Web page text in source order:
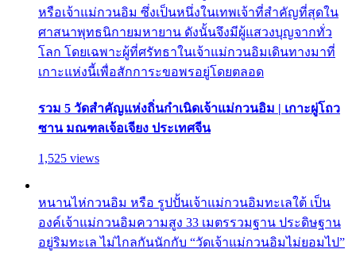
หรือเจ้าแม่กวนอิม ซึ่งเป็นหนึ่งในเทพเจ้าที่สำคัญที่สุดใน
ศาสนาพุทธนิกายมหายาน ดังนั้นจึงมีผู้แสวงบุญจากทั่ว
โลก โดยเฉพาะผู้ที่ศรัทธาในเจ้าแม่กวนอิมเดินทางมาที่
เกาะแห่งนี้เพื่อสักการะขอพรอยู่โดยตลอด
รวม 5 วัดสำคัญแห่งถิ่นกำเนิดเจ้าแม่กวนอิม | เกาะผู่โถว
ซาน มณฑลเจ้อเจียง ประเทศจีน
1,525 views
หนานไห่กวนอิม หรือ รูปปั้นเจ้าแม่กวนอิมทะเลใต้ เป็น
องค์เจ้าแม่กวนอิมความสูง 33 เมตรรวมฐาน ประดิษฐาน
อยู่ริมทะเล ไม่ไกลกันนักกับ “วัดเจ้าแม่กวนอิมไม่ยอมไป”